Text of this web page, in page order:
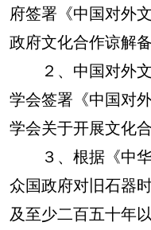
府签署《中国对外
政府文化合作谅解备
２、中国对外文
学会签署《中国对
学会关于开展文化
３、根据《中华
众国政府对旧石器
及至少二百五十年